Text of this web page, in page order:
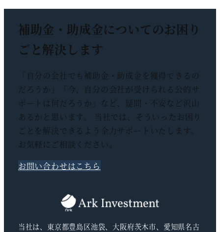
補助金・助成金についてのお困り
ごと解決します
「自分の会社でも補助金・助成金を獲得できるの
だろうか」「今、自分の会社が受けられる公的サ
ポートは何だろうか」など、疑問・不安など沢山
あるかと思います。 当社では、そういったお困り
ごとを解決できるよう全力サポートいたします。
お気軽にご相談ください。
お問い合わせはこちら
当社は、東京都豊島区池袋、大阪府茨木市、愛知県名古